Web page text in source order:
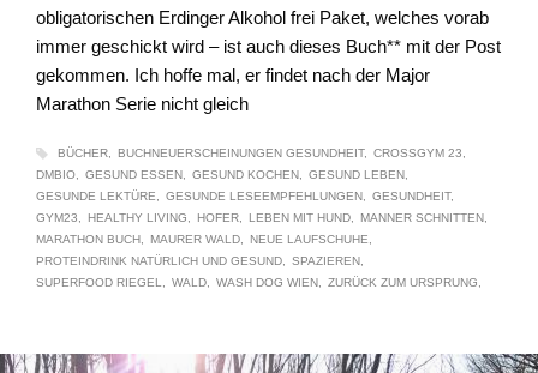
obligatorischen Erdinger Alkohol frei Paket, welches vorab
immer geschickt wird – ist auch dieses Buch** mit der Post
gekommen. Ich hoffe mal, er findet nach der Major
Marathon Serie nicht gleich
BÜCHER BUCHNEUERSCHEINUNGEN GESUNDHEIT
CROSSGYM 23
DMBIO
GESUND ESSEN GESUND KOCHEN
GESUND LEBEN
GESUNDE LEKTÜRE
GESUNDE LESEEMPFEHLUNGEN
GESUNDHEIT
GYM23
HEALTHY LIVING HOFER LEBEN MIT HUND
MANNER SCHNITTEN
MARATHON BUCH
MAURER WALD
NEUE LAUFSCHUHE
PROTEINDRINK NATÜRLICH UND GESUND
SPAZIEREN
SUPERFOOD RIEGEL
WALD WASH DOG WIEN ZURÜCK ZUM URSPRUNG